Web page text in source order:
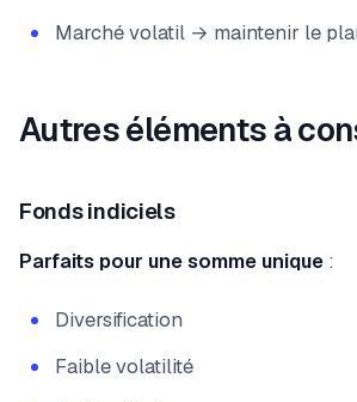
Marché volatil → maintenir le
Autres éléments à
Fonds indiciels
Parfaits pour une somme unique :
Diversification
Faible volatilité